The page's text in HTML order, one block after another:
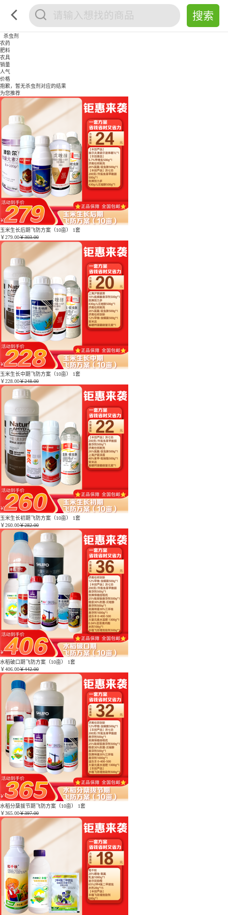
杀虫剂
农药
肥料
农具
销量
人气
价格
抱歉，暂无杀虫剂对应的结果
为您推荐
玉米生长后期飞防方案（10亩） 1套
￥279.00￥303.00
玉米生长中期飞防方案（10亩） 1套
￥228.00￥248.00
玉米生长初期飞防方案（10亩） 1套
￥260.00￥282.00
水稻破口期飞防方案（10亩） 1套
￥406.00￥442.00
水稻分蘖拔节期飞防方案（10亩） 1套
￥365.00￥397.00